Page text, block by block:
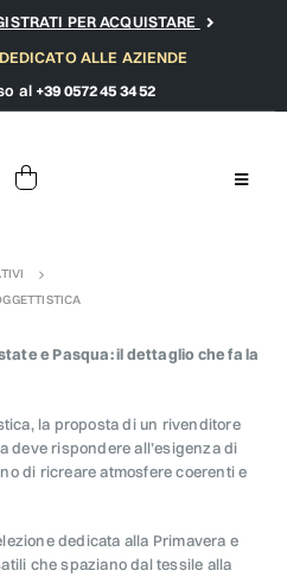
PER ACQUISTARE
ALLE AZIENDE
al +39 0572 45 34 52
e Pasqua: il dettaglio che fa la
la proposta di un rivenditore
deve rispondere all’esigenza di
di ricreare atmosfere coerenti e
dedicata alla Primavera e
che spaziano dal tessile alla